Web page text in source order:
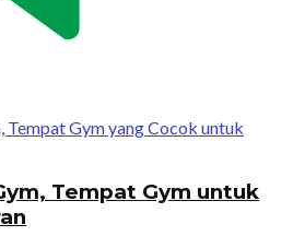
Tempat Gym untuk